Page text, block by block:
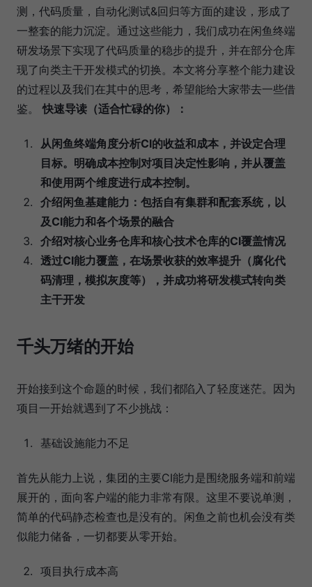
测，代码质量，自动化测试&回归等方面的建设，形成了
一整套的能力沉淀。通过这些能力，我们成功在闲鱼终端
研发场景下实现了代码质量的稳步的提升，并在部分仓库
现了向类主干开发模式的切换。本文将分享整个能力建设
的过程以及我们在其中的思考，希望能给大家带去一些借
鉴。快速导读（适合忙碌的你）：
从闲鱼终端角度分析CI的收益和成本，并设定合理
目标。明确成本控制对项目决定性影响，并从覆盖
和使用两个维度进行成本控制。
介绍闲鱼基建能力：包括自有集群和配套系统，以
及CI能力和各个场景的融合
介绍对核心业务仓库和核心技术仓库的CI覆盖情况
透过CI能力覆盖，在场景收获的效率提升（腐化代
码清理，模拟灰度等），并成功将研发模式转向类
主干开发
千头万绪的开始
开始接到这个命题的时候，我们都陷入了轻度迷茫。因为
项目一开始就遇到了不少挑战：
基础设施能力不足
首先从能力上说，集团的主要CI能力是围绕服务端和前端
展开的，面向客户端的能力非常有限。这里不要说单测，
简单的代码静态检查也是没有的。闲鱼之前也机会没有类
似能力储备，一切都要从零开始。
项目执行成本高